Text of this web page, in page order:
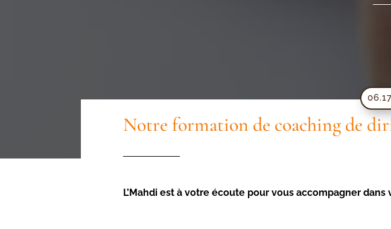
Notre formation de coaching de
L’Mahdi est à votre écoute pour vous accompagner